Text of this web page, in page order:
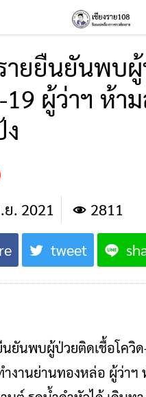
ายยืนยันพบ
19 ผู้ว่าฯ ห้า
ย. 2021 2811
tweet
นยันพบผู้ป่วยติดเชื้อโควิ
งานย่านทองหล่อ ผู้ว่าฯ